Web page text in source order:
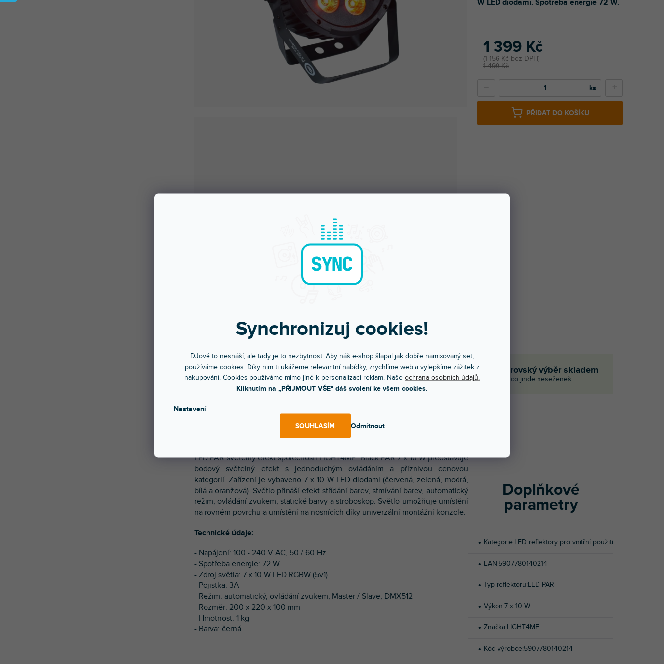
Synchronizuj cookies!
DJové to nesnáší, ale tady je to nezbytnost. Aby náš e-shop šlapal jak dobře namixovaný set,
používáme cookies. Díky nim ti ukážeme relevantní nabídky, zrychlíme web a vylepšíme zážitek z
nakupování. Cookies používáme mimo jiné k personalizaci reklam. Naše ochrana osobních údajů.
Kliknutím na „PŘIJMOUT VŠE“ dáš svolení ke všem cookies.
Nastavení
Odmítnout
SOUHLASÍM
1 499 Kč
1 399 Kč
1 156 Kč bez DPH
PŘIDAT DO KOŠÍKU
W LED diodami. Spotřeba energie 72 W.
Objednejte do 15:00
A máte to druhý den doma
Poradíme s výběrem
Chválíte nás za komunikaci
Obrovský výběr skladem
I to, co jinde neseženeš
POPIS VIDEA (1)
LED PAR světelný efekt společnosti LIGHT4ME. Black PAR 7 x 10 W představuje
bodový světelný efekt s jednoduchým ovládáním a příznivou cenovou
kategorií. Zařízení je vybaveno 7 x 10 W LED diodami (červená, zelená, modrá,
bílá a oranžová). Světlo přináší efekt střídání barev, stmívání barev, automatický
režim, ovládání zvukem, statické barvy a stroboskop. Světlo umožňuje umístění
na rovném povrchu a umístění na nosnících díky univerzální montážní konzole.
Technické údaje:
- Napájení: 100 - 240 V AC, 50 / 60 Hz
- Spotřeba energie: 72 W
- Zdroj světla: 7 x 10 W LED RGBW (5v1)
- Pojistka: 3A
- Režim: automatický, ovládání zvukem, Master / Slave, DMX512
- Rozměr: 200 x 220 x 100 mm
- Hmotnost: 1 kg
- Barva: černá
Doplňkové
parametry
Kategorie:LED reflektory pro vnitřní použití
EAN:5907780140214
Typ reflektoru:LED PAR
Výkon:7 x 10 W
Značka:LIGHT4ME
Kód výrobce:5907780140214